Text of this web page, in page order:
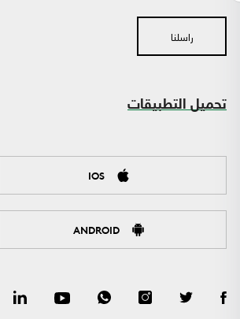
راسلنا
تحميل التطبيقات
IOS
ANDROID